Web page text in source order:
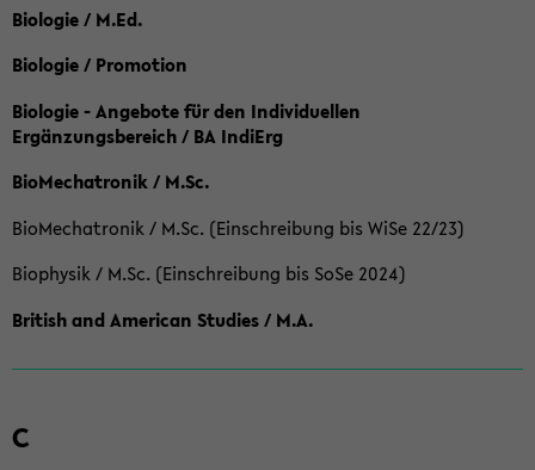
Biologie / M.Ed.
Biologie / Promotion
Biologie - Angebote für den Individuellen
Ergänzungsbereich / BA IndiErg
BioMechatronik / M.Sc.
BioMechatronik / M.Sc. (Einschreibung bis WiSe 22/23)
Biophysik / M.Sc. (Einschreibung bis SoSe 2024)
British and American Studies / M.A.
C